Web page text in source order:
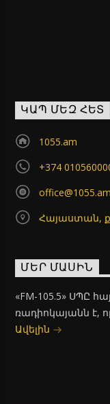
ԿԱՊ ՄԵԶ ՀԵՏ
1055.am
+374
office@1055.am
Հայաստան,
ՄԵՐ ՄԱՍԻՆ
«FM-105.5» ՍՊԸ
ռադիոկայանն է,
Ավելին